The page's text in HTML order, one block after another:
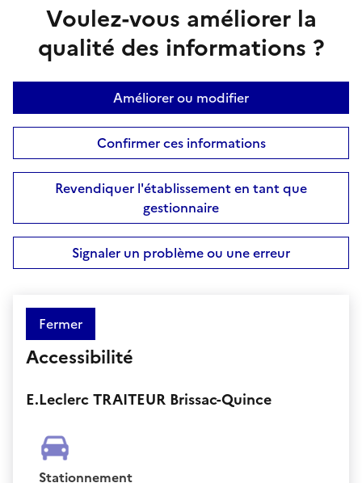
Voulez-vous améliorer la
qualité des informations ?
Améliorer ou modifier
Confirmer ces informations
Revendiquer l'établissement en tant que
gestionnaire
Signaler un problème ou une erreur
Fermer
Accessibilité
E.Leclerc TRAITEUR Brissac-Quince
Stationnement